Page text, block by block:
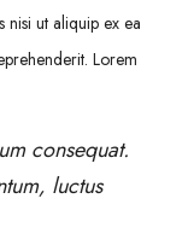
nisi ut aliquip ex ea
Lorem
consequat.
luctus